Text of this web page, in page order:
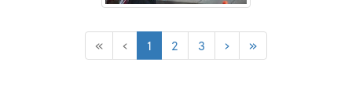
« ‹ 1 (current)
2 3 › »